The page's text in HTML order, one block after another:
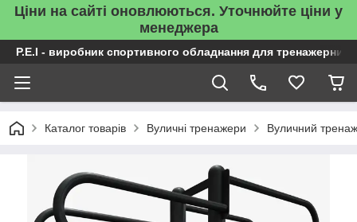
Ціни на сайті оновлюються. Уточнюйте ціни у
менеджера
P.E.I - виробник спортивного обладнання для тренажерних
Каталог товарів Вуличні тренажери Вуличний